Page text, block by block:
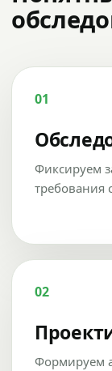
01
Фиксируем
требования
02
Формируем